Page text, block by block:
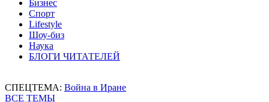
Бизнес
Спорт
Lifestyle
Шоу-биз
Наука
БЛОГИ ЧИТАТЕЛЕЙ
СПЕЦТЕМА: Война в Иране
ВСЕ ТЕМЫ